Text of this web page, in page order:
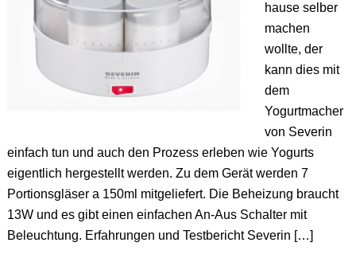
hause selber
machen
wollte, der
kann dies mit
dem
Yogurtmacher
von Severin
einfach tun und auch den Prozess erleben wie Yogurts
eigentlich hergestellt werden. Zu dem Gerät werden 7
Portionsgläser a 150ml mitgeliefert. Die Beheizung braucht
13W und es gibt einen einfachen An-Aus Schalter mit
Beleuchtung. Erfahrungen und Testbericht Severin […]